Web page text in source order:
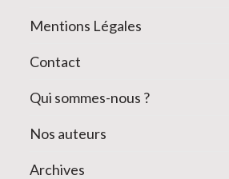
Mentions Légales
Contact
Qui sommes-nous ?
Nos auteurs
Archives